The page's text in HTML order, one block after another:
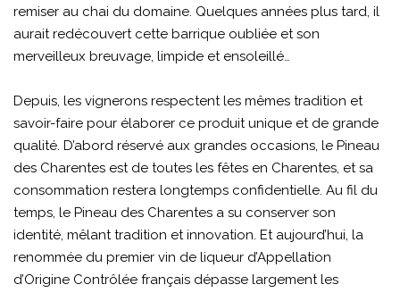
remiser au chai du domaine. Quelques années plus tard, il
aurait redécouvert cette barrique oubliée et son
merveilleux breuvage, limpide et ensoleillé…
Depuis, les vignerons respectent les mêmes tradition et
savoir-faire pour élaborer ce produit unique et de grande
qualité. D’abord réservé aux grandes occasions, le Pineau
des Charentes est de toutes les fêtes en Charentes, et sa
consommation restera longtemps confidentielle. Au fil du
temps, le Pineau des Charentes a su conserver son
identité, mêlant tradition et innovation. Et aujourd’hui, la
renommée du premier vin de liqueur d’Appellation
d’Origine Contrôlée français dépasse largement les